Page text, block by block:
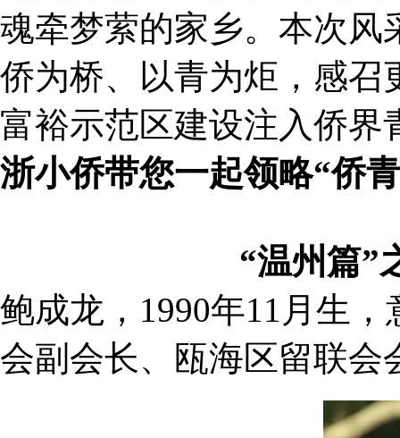
魂牵梦萦的家乡。本次风
侨为桥、以青为炬，感召
富裕示范区建设注入侨界
浙小侨带您一起领略“侨
“温州篇”
鲍成龙，1990年11月生
会副会长、瓯海区留联会